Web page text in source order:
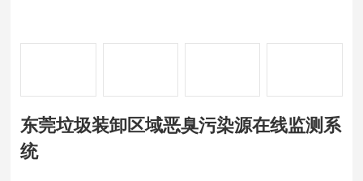
东莞垃圾装卸区域恶臭污染源在线监测系
统